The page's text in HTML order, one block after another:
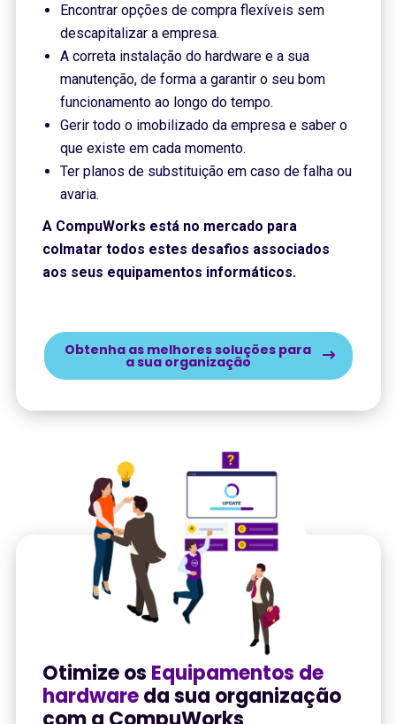
Encontrar opções de compra flexíveis sem
descapitalizar a empresa.
A correta instalação do hardware e a sua
manutenção, de forma a garantir o seu bom
funcionamento ao longo do tempo.
Gerir todo o imobilizado da empresa e saber o
que existe em cada momento.
Ter planos de substituição em caso de falha ou
avaria.
A CompuWorks está no mercado para
colmatar todos estes desafios associados
aos seus equipamentos informáticos.
Obtenha as melhores soluções para
a sua organização
Otimize os Equipamentos de
hardwareda sua organização